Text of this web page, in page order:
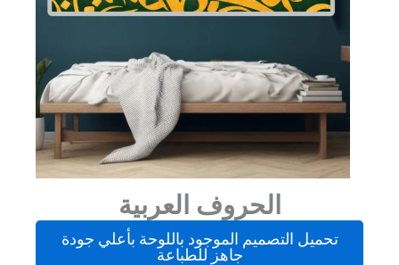
الحروف العربية
تحميل التصميم الموجود باللوحة بأعلي جودة
جاهز للطباعة